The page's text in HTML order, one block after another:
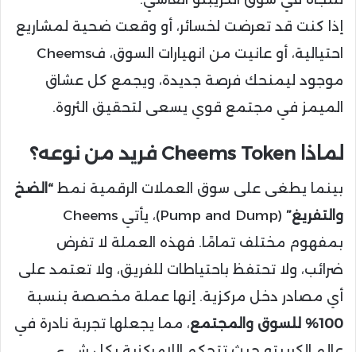
إذا كنت قد تعرضت لخسائر، أو وقعت ضحية لمشاريع
احتيالية، أو عانيت من انهيارات السوق، فCheems
موجود ليمنحك فرصة جديدة، ويجمع كل عشاق
الميمز في مجتمع قوي يسعى لتحقيق الثروة.
لماذا Cheems Token فريد من نوعه؟
بينما يطغى على سوق العملات الرقمية نمط “الضخ
والتفريغ”
(Pump and Dump)، يأتي Cheems
بمفهوم مختلف تمامًا. فهذه العملة لا تفرض
ضرائب، ولا تحتفظ باحتياطات للفريق، ولا تعتمد على
أي مصادر دخل مركزية. إنها عملة مخصصة بنسبة
100% للسوق والمجتمع
، مما يجعلها تجربة نادرة في